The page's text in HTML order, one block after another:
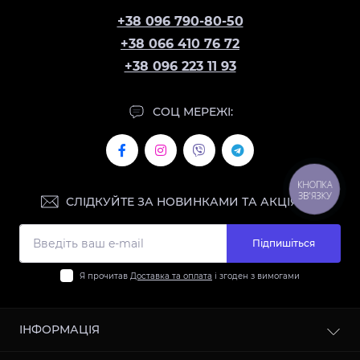
+38 096 790-80-50
+38 066 410 76 72
+38 096 223 11 93
СОЦ МЕРЕЖІ:
СЛІДКУЙТЕ ЗА НОВИНКАМИ ТА АКЦІЯМИ:
Підпишіться
Я прочитав Доставка та оплата і згоден з вимогами
ІНФОРМАЦІЯ
КНОПКА
ЗВ'ЯЗКУ